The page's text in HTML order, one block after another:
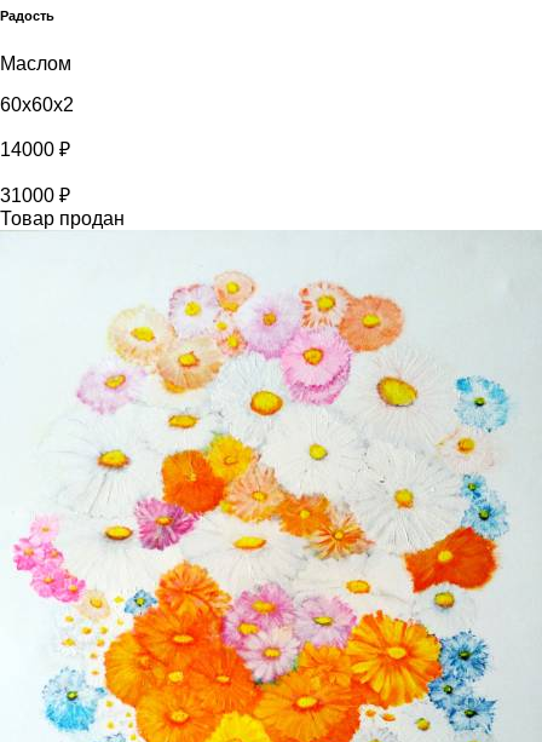
Радость
Маслом
60x60x2
14000 ₽
31000 ₽
Товар продан